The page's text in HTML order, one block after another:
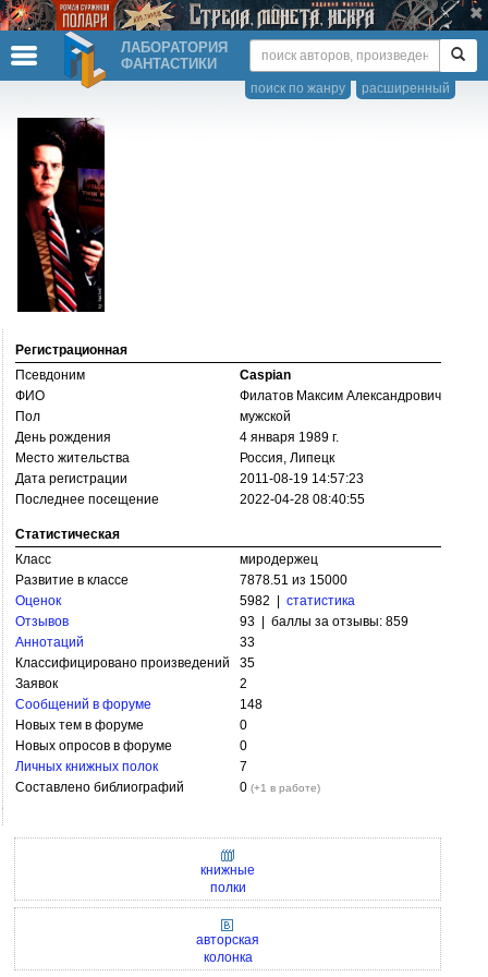
ЛАБОРАТОРИЯ
ФАНТАСТИКИ
расширенный
поиск по жанру
Регистрационная
Псевдоним
Caspian
ФИО
Филатов Максим Александрович
Пол
мужской
День рождения
4 января 1989 г.
Место жительства
Россия, Липецк
Дата регистрации
2011-08-19 14:57:23
Последнее посещение
2022-04-28 08:40:55
Статистическая
Класс
миродержец
Развитие в классе
7878.51 из 15000
Оценок
5982 | статистика
Отзывов
93 | баллы за отзывы: 859
Аннотаций
33
Классифицировано произведений
35
Заявок
2
Сообщений в форуме
148
Новых тем в форуме
0
Новых опросов в форуме
0
Личных книжных полок
7
Составлено библиографий
0 (+1 в работе)
книжные
полки
авторская
колонка